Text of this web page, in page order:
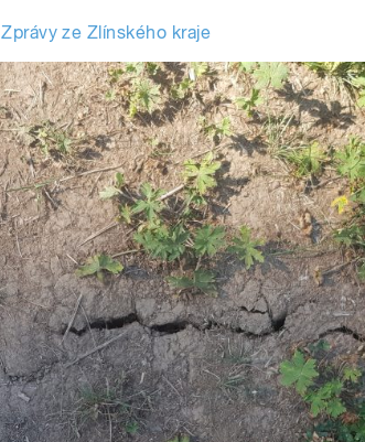
Zprávy ze Zlínského kraje